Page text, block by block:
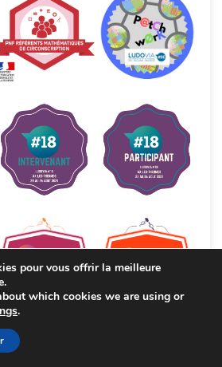
pour vous offrir la meilleure
which cookies we are using or
.